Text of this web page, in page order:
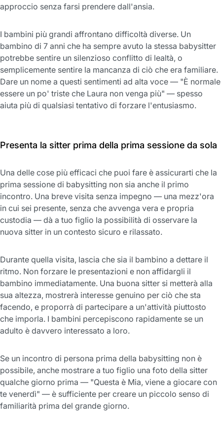
approccio senza farsi prendere dall'ansia.
I bambini più grandi affrontano difficoltà diverse. Un
bambino di 7 anni che ha sempre avuto la stessa babysitter
potrebbe sentire un silenzioso conflitto di lealtà, o
semplicemente sentire la mancanza di ciò che era familiare.
Dare un nome a questi sentimenti ad alta voce — "È normale
essere un po' triste che Laura non venga più" — spesso
aiuta più di qualsiasi tentativo di forzare l'entusiasmo.
Presenta la sitter prima della prima sessione da sola
Una delle cose più efficaci che puoi fare è assicurarti che la
prima sessione di babysitting non sia anche il primo
incontro. Una breve visita senza impegno — una mezz'ora
in cui sei presente, senza che avvenga vera e propria
custodia — dà a tuo figlio la possibilità di osservare la
nuova sitter in un contesto sicuro e rilassato.
Durante quella visita, lascia che sia il bambino a dettare il
ritmo. Non forzare le presentazioni e non affidargli il
bambino immediatamente. Una buona sitter si metterà alla
sua altezza, mostrerà interesse genuino per ciò che sta
facendo, e proporrà di partecipare a un'attività piuttosto
che imporla. I bambini percepiscono rapidamente se un
adulto è davvero interessato a loro.
Se un incontro di persona prima della babysitting non è
possibile, anche mostrare a tuo figlio una foto della sitter
qualche giorno prima — "Questa è Mia, viene a giocare con
te venerdì" — è sufficiente per creare un piccolo senso di
familiarità prima del grande giorno.